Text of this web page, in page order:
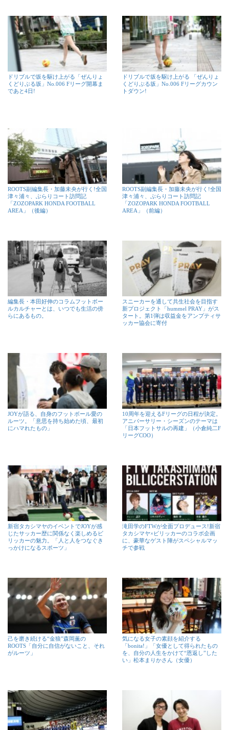
ドリブルで坂を駆け上がる「ぜんりょ
くどりぶる坂」No.006 Fリーグ開幕ま
であと4日!
ドリブルで坂を駆け上がる 「ぜんりょ
くどりぶる坂」No.006 Fリーグカウン
トダウン!
ROOTS副編集長・加藤未央が行く!全国
津々浦々、ぶらりコート訪問記
「ZOZOPARK HONDA FOOTBALL
AREA」（後編）
ROOTS副編集長・加藤未央が行く!全国
津々浦々、ぶらりコート訪問記
「ZOZOPARK HONDA FOOTBALL
AREA」（前編）
編集長・本田好伸のコラムフットボー
ルカルチャーとは、いつでも生活の傍
らにあるもの。
スニーカーを通して共生社会を目指す
新プロジェクト「hummel PRAY」がス
タート。第1弾は収益金をアンプティサ
ッカー協会に寄付
JOYが語る、自身のフットボール愛の
ルーツ。「意思を持ち始めた頃、最初
にハマれたもの」
10周年を迎えるFリーグの日程が決定。
アニバーサリー・シーズンのテーマは
「日本フットサルの再建」（小倉純二F
リーグCOO）
新宿タカシマヤのイベントでJOYが感
じたサッカー歴に関係なく楽しめるビ
リッカーの魅力。「人と人をつなぐき
っかけになるスポーツ」
滝田学のFTWが全面プロデュース!新宿
タカシマヤ×ビリッカーのコラボ企画
に、豪華なゲスト陣がスペシャルマッ
チで参戦
己を磨き続ける“金狼”森岡薫の
ROOTS「自分に自信がないこと、それ
がルーツ」
気になる女子の素顔を紹介する
「bonita!」「女優として得られたもの
を、自分の人生をかけて“恩返し”した
い」松本まりかさん（女優）